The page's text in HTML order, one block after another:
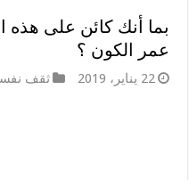
بما أنك كائن على
عمر الكون ؟
22 يناير، 2019 ثقف